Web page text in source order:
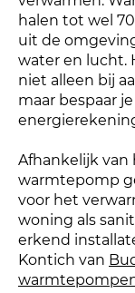
halen tot wel
uit de
water en lucht.
niet alleen bij
maar bespaar
Afhankelijk van
warmtepomp
voor het
woning als
erkend
Kontich van